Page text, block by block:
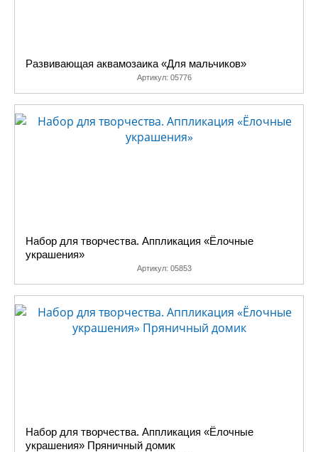
Развивающая аквамозаика «Для мальчиков»
Артикул: 05776
Набор для творчества. Аппликация «Ёлочные
украшения»
Артикул: 05853
Набор для творчества. Аппликация «Ёлочные
украшения» Пряничный домик